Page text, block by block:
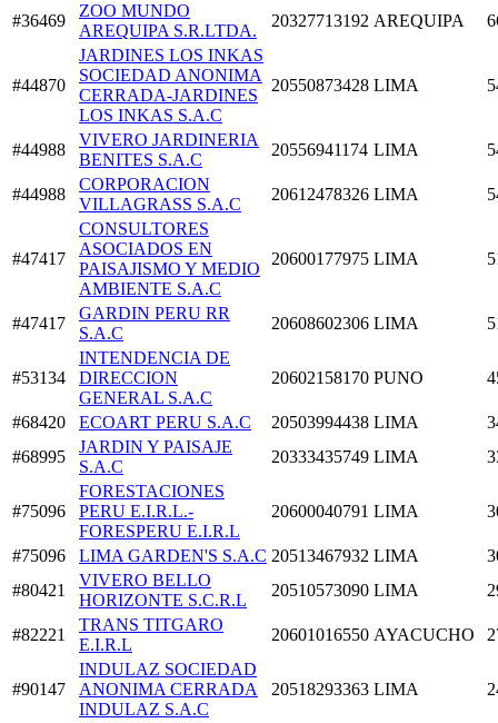
#36469
ZOO MUNDO
AREQUIPA S.R.LTDA.
20327713192 AREQUIPA
#44870
JARDINES LOS INKAS
SOCIEDAD ANONIMA
CERRADA-JARDINES
LOS INKAS S.A.C
20550873428 LIMA
#44988
VIVERO JARDINERIA
BENITES S.A.C
20556941174 LIMA
#44988
CORPORACION
VILLAGRASS S.A.C
20612478326 LIMA
#47417
CONSULTORES
ASOCIADOS EN
PAISAJISMO Y MEDIO
AMBIENTE S.A.C
20600177975 LIMA
#47417
GARDIN PERU RR
S.A.C
20608602306 LIMA
#53134
INTENDENCIA DE
DIRECCION
GENERAL S.A.C
20602158170 PUNO
#68420 ECOART PERU S.A.C 20503994438 LIMA
#68995
JARDIN Y PAISAJE
S.A.C
20333435749 LIMA
#75096
FORESTACIONES
PERU E.I.R.L.-
FORESPERU E.I.R.L
20600040791 LIMA
#75096 LIMA GARDEN'S S.A.C 20513467932 LIMA
#80421
VIVERO BELLO
HORIZONTE S.C.R.L
20510573090 LIMA
#82221
TRANS TITGARO
E.I.R.L
20601016550 AYACUCHO
#90147
INDULAZ SOCIEDAD
ANONIMA CERRADA
INDULAZ S.A.C
20518293363 LIMA